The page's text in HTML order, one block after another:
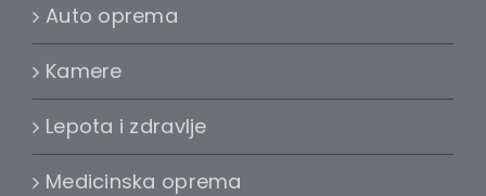
Auto oprema
Kamere
Lepota i zdravlje
Medicinska oprema